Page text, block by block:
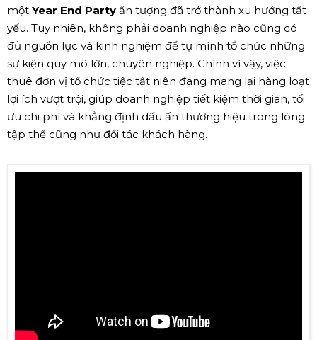
một Year End Party ấn tượng đã trở thành xu hướng tất
yếu. Tuy nhiên, không phải doanh nghiệp nào cũng có
đủ nguồn lực và kinh nghiệm để tự mình tổ chức những
sự kiện quy mô lớn, chuyên nghiệp. Chính vì vậy, việc
thuê đơn vị tổ chức tiệc tất niên đang mang lại hàng loạt
lợi ích vượt trội, giúp doanh nghiệp tiết kiệm thời gian, tối
ưu chi phí và khẳng định dấu ấn thương hiệu trong lòng
tập thể cũng như đối tác khách hàng.